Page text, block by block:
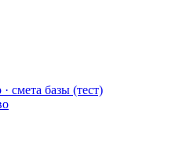
смета базы (тест)